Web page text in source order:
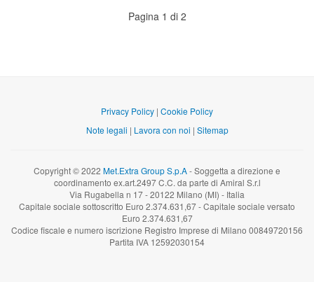
Pagina 1 di 2
Privacy Policy | Cookie Policy
Note legali | Lavora con noi | Sitemap
Copyright © 2022 Met.Extra Group S.p.A- Soggetta a direzione e
coordinamento ex.art.2497 C.C. da parte di Amiral S.r.l
Via Rugabella n 17 - 20122 Milano (MI) - Italia
Capitale sociale sottoscritto Euro 2.374.631,67 - Capitale sociale versato
Euro 2.374.631,67
Codice fiscale e numero iscrizione Registro Imprese di Milano 00849720156
Partita IVA 12592030154